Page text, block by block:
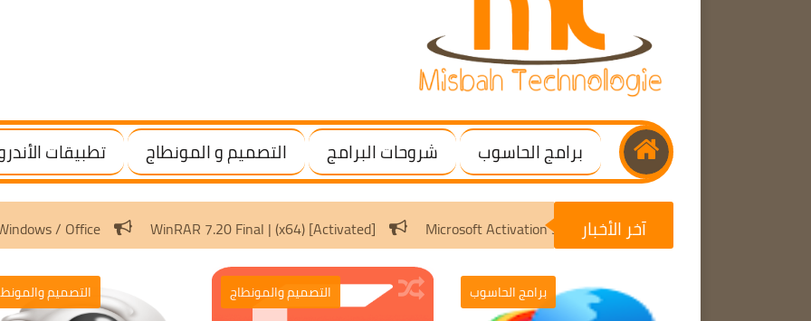
برامج الحاسوب شروحات البرامج التصميم و المونطاج تطبيقات
آخر الأخبار
Microsoft Activation Scripts v3.10 | Activate
WinRAR 7.20 Final | (x64) [Activated]
| Activate Windows / Office
التصميم التصميم والمونطاج برامج الحاسوب